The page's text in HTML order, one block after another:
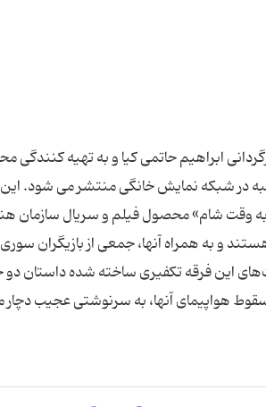
ابراهیم حاتمی کیا و به تهیه کنندگی
14 میلیاردی رسید از سه شنبه در شبکه نمایش خانگی منتشر می شود.
وقت شام» محصول فیلم و سریال سازمان
و به همراه آنها، جمعی از بازیگران سوری
این فرقه تکفیری ساخته شده داستان دو
سقوط هواپیمای آنها، به سرنوشتی عجیب